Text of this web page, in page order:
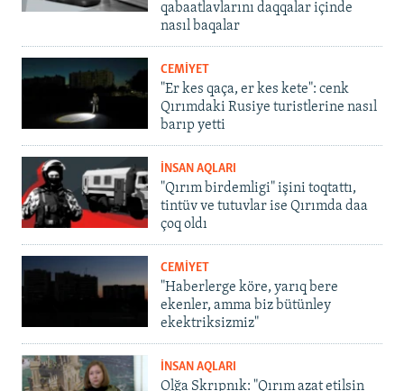
qabaatlavlarını daqqalar içinde
nasıl baqalar
CEMİYET
"Er kes qaça, er kes kete": cenk
Qırımdaki Rusiye turistlerine nasıl
barıp yetti
İNSAN AQLARI
"Qırım birdemligi" işini toqtattı,
tintüv ve tutuvlar ise Qırımda daa
çoq oldı
CEMİYET
"Haberlerge köre, yarıq bere
ekenler, amma biz bütünley
ekektriksizmiz"
İNSAN AQLARI
Olğa Skrıpnık: "Qırım azat etilsin